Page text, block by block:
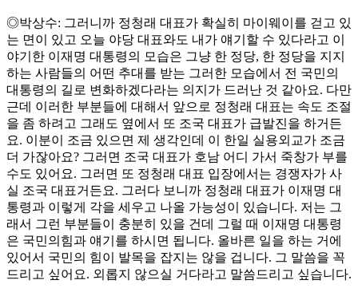
◎박상수: 그러니까 정청래 대표가 확실히 마이웨이를 걷고 있
는 면이 있고 오늘 야당 대표와도 내가 얘기할 수 있다라고 이
야기한 이재명 대통령의 모습은 그냥 한 정당, 한 정당을 지지
하는 사람들의 어떤 추대를 받는 그러한 모습에서 전 국민의
대통령의 길로 변화하겠다라는 의지가 드러난 것 같아요. 다만
근데 이러한 부분들에 대해서 앞으로 정청래 대표는 속도 조절
을 좀 하려고 그래도 옆에서 또 조국 대표가 급발진을 하거든
요. 이분이 조금 있으면 제 생각인데 이 한일 실용외교가 조금
더 가잖아요? 그러면 조국 대표가 호남 어디 가서 죽창가 부를
수도 있어요. 그러면 또 정청래 대표 입장에서는 경쟁자가 사
실 조국 대표거든요. 그러다 보니까 정청래 대표가 이재명 대
통령과 이렇게 각을 세우고 나올 가능성이 있습니다. 저는 그
래서 그런 부분들이 충분히 있을 건데 그럴 때 이재명 대통령
은 국민의힘과 얘기를 하시면 됩니다. 올바른 일을 하는 거에
있어서 국민의 힘이 발목을 잡지는 않을 겁니다. 그 말씀을 꼭
드리고 싶어요. 외롭지 않으실 거다라고 말씀드리고 싶습니다.